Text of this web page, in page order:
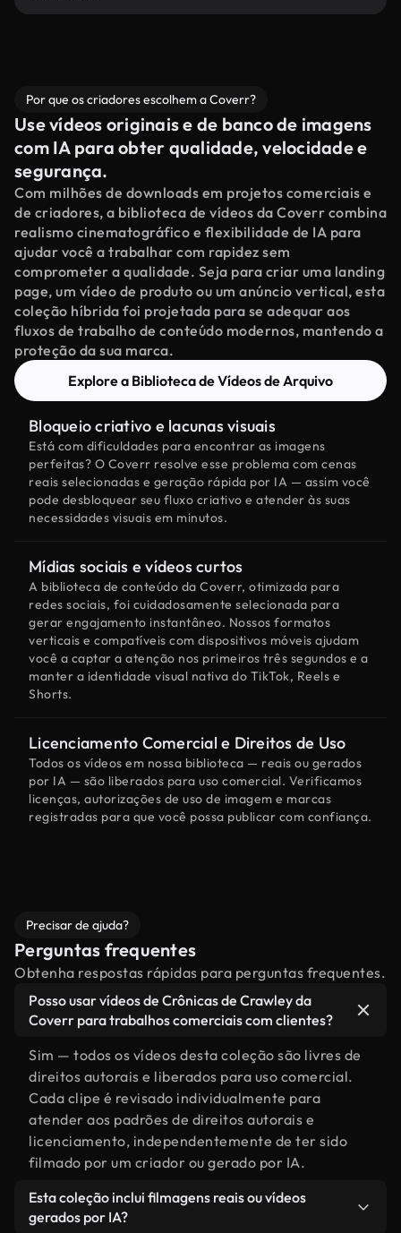
Por que os criadores escolhem a Coverr?
Use vídeos originais e de banco de imagens
com IA para obter qualidade, velocidade e
segurança.
Com milhões de downloads em projetos comerciais e
de criadores, a biblioteca de vídeos da Coverr combina
realismo cinematográfico e flexibilidade de IA para
ajudar você a trabalhar com rapidez sem
comprometer a qualidade. Seja para criar uma landing
page, um vídeo de produto ou um anúncio vertical, esta
coleção híbrida foi projetada para se adequar aos
fluxos de trabalho de conteúdo modernos, mantendo a
proteção da sua marca.
Explore a Biblioteca de Vídeos de Arquivo
Bloqueio criativo e lacunas visuais
Está com dificuldades para encontrar as imagens
perfeitas? O Coverr resolve esse problema com cenas
reais selecionadas e geração rápida por IA — assim você
pode desbloquear seu fluxo criativo e atender às suas
necessidades visuais em minutos.
Mídias sociais e vídeos curtos
A biblioteca de conteúdo da Coverr, otimizada para
redes sociais, foi cuidadosamente selecionada para
gerar engajamento instantâneo. Nossos formatos
verticais e compatíveis com dispositivos móveis ajudam
você a captar a atenção nos primeiros três segundos e a
manter a identidade visual nativa do TikTok, Reels e
Shorts.
Licenciamento Comercial e Direitos de Uso
Todos os vídeos em nossa biblioteca — reais ou gerados
por IA — são liberados para uso comercial. Verificamos
licenças, autorizações de uso de imagem e marcas
registradas para que você possa publicar com confiança.
Precisar de ajuda?
Perguntas frequentes
Obtenha respostas rápidas para perguntas frequentes.
Posso usar vídeos de Crônicas de Crawley da
Coverr para trabalhos comerciais com clientes?
Sim — todos os vídeos desta coleção são livres de
direitos autorais e liberados para uso comercial.
Cada clipe é revisado individualmente para
atender aos padrões de direitos autorais e
licenciamento, independentemente de ter sido
filmado por um criador ou gerado por IA.
Esta coleção inclui filmagens reais ou vídeos
gerados por IA?